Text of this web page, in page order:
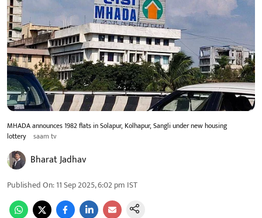
MHADA announces 1982 flats in Solapur, Kolhapur, Sangli under new housing
lottery saam tv
Bharat Jadhav
Published On:11 Sep 2025, 6:02 pm IST